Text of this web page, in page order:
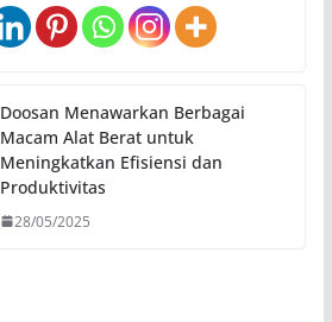
Doosan Menawarkan Berbagai
Macam Alat Berat untuk
Meningkatkan Efisiensi dan
Produktivitas
28/05/2025